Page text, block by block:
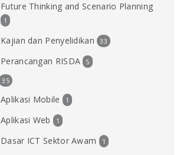
Future Thinking and Scenario Planning
1
Kajian dan Penyelidikan 33
Perancangan RISDA 5
35
Aplikasi Mobile 1
Aplikasi Web 1
Dasar ICT Sektor Awam 1